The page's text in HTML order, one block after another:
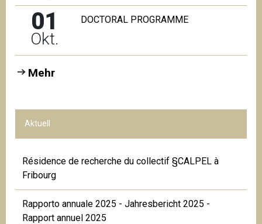
01
Okt.
DOCTORAL PROGRAMME
Mehr
Aktuell
Résidence de recherche du collectif §CALPEL à
Fribourg
Rapporto annuale 2025 - Jahresbericht 2025 -
Rapport annuel 2025